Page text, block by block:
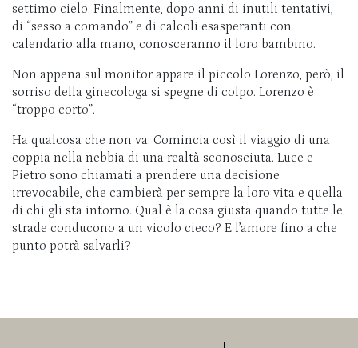
settimo cielo. Finalmente, dopo anni di inutili tentativi,
di “sesso a comando” e di calcoli esasperanti con
calendario alla mano, conosceranno il loro bambino.
Non appena sul monitor appare il piccolo Lorenzo, però, il
sorriso della ginecologa si spegne di colpo. Lorenzo è
“troppo corto”.
Ha qualcosa che non va. Comincia così il viaggio di una
coppia nella nebbia di una realtà sconosciuta. Luce e
Pietro sono chiamati a prendere una decisione
irrevocabile, che cambierà per sempre la loro vita e quella
di chi gli sta intorno. Qual è la cosa giusta quando tutte le
strade conducono a un vicolo cieco? E l’amore fino a che
punto potrà salvarli?